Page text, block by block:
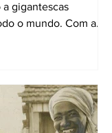
gigantescas
o mundo. Com a